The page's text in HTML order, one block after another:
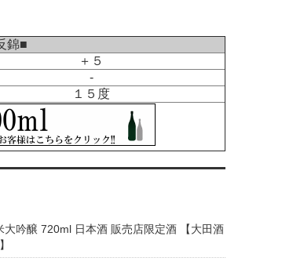
錦■
＋５
-
１５度
大吟醸 720ml 日本酒 販売店限定酒 【大田酒